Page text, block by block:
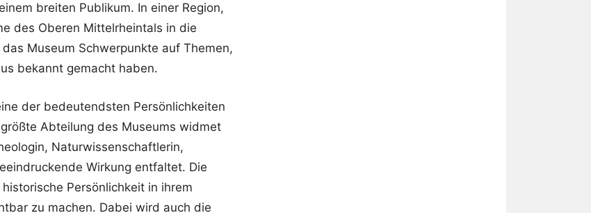
breiten Publikum. In einer Region,
des Oberen Mittelrheintals in die
Museum Schwerpunkte auf Themen,
bekannt gemacht haben.
der bedeutendsten Persönlichkeiten
Abteilung des Museums widmet
Naturwissenschaftlerin,
Wirkung entfaltet. Die
Persönlichkeit in ihrem
zu machen. Dabei wird auch die